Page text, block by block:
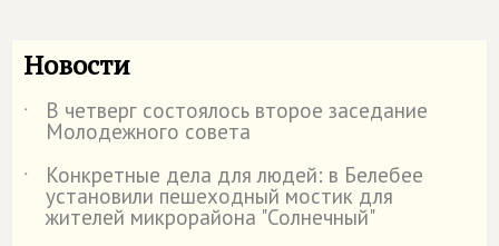
Новости
˙ В четверг состоялось второе заседание
Молодежного совета
˙
Конкретные дела для людей: в Белебее
установили пешеходный мостик для
жителей микрорайона "Солнечный"